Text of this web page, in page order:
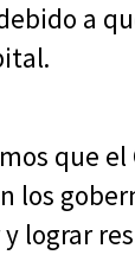
a
que
los
lograr